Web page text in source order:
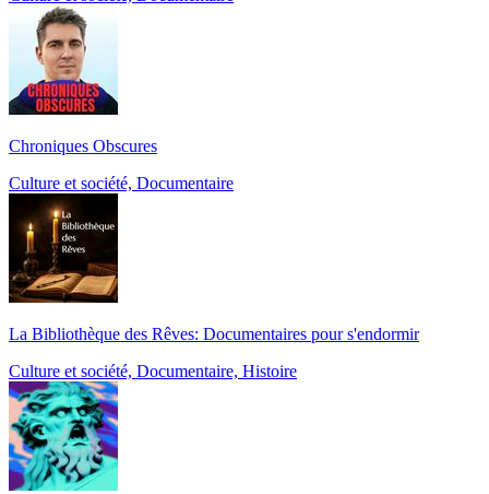
Chroniques Obscures
Culture et société, Documentaire
La Bibliothèque des Rêves: Documentaires pour s'endormir
Culture et société, Documentaire, Histoire